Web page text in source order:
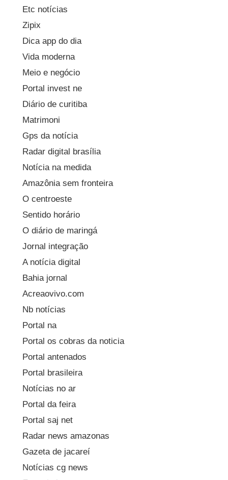
Etc notícias
Zipix
Dica app do dia
Vida moderna
Meio e negócio
Portal invest ne
Diário de curitiba
Matrimoni
Gps da notícia
Radar digital brasília
Notícia na medida
Amazônia sem fronteira
O centroeste
Sentido horário
O diário de maringá
Jornal integração
A notícia digital
Bahia jornal
Acreaovivo.com
Nb notícias
Portal na
Portal os cobras da noticia
Portal antenados
Portal brasileira
Notícias no ar
Portal da feira
Portal saj net
Radar news amazonas
Gazeta de jacareí
Notícias cg news